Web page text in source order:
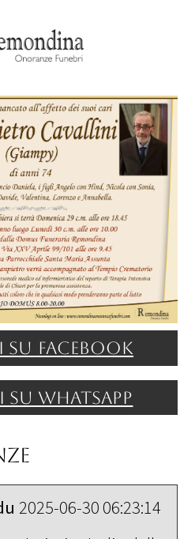
su facebook
WhatsApp
2025-06-30 06:23:14